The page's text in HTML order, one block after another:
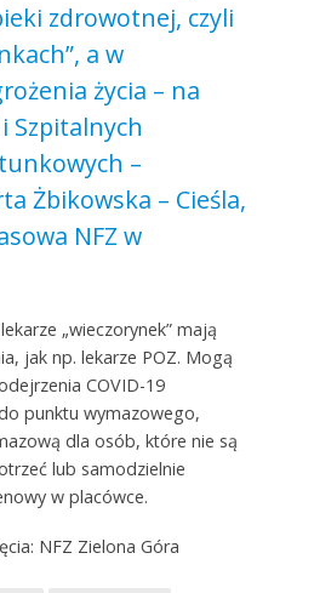
zdrowotnej, czyli
a w
życia – na
Szpitalnych
–
Żbikowska – Cieśla,
NFZ w
„wieczorynek” mają
jak np. lekarze POZ. Mogą
COVID-19
punktu wymazowego,
dla osób, które nie są
lub samodzielnie
w placówce.
NFZ Zielona Góra